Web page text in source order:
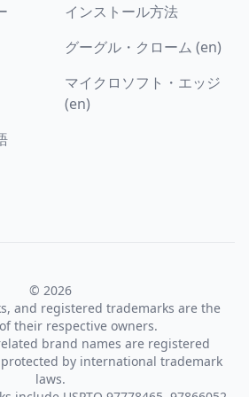
インストール方法
グーグル・クローム (en)
マイクロソフト・エッジ
(en)
© 2026
and registered trademarks are the
their respective owners.
brand names are registered
by international trademark
laws.